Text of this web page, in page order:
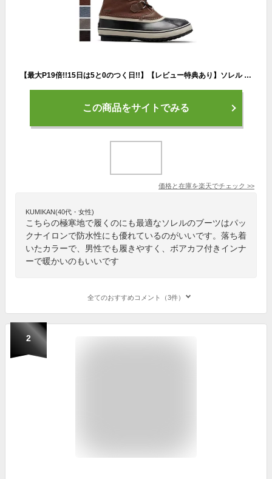
【最大P19倍!!15日は5と0のつく日!!】【レビュー特典あり】ソレル ブーツ SOREL 1964 PAC NYLON (NM5189) 1964パックナイロン 防水 防寒靴 寒冷地 スノーブーツ 防寒ブーツ メンズ (231115)
この商品をサイトでみる
価格と在庫を楽天でチェック >>
KUMIKAN(40代・女性)
こちらの極寒地で履くのにも最適なソレルのブーツはパッ
クナイロンで防水性にも優れているのがいいです。落ち着
いたカラーで、男性でも履きやすく、ボアカフ付きインナ
ーで暖かいのもいいです
全てのおすすめコメント（3件）
2